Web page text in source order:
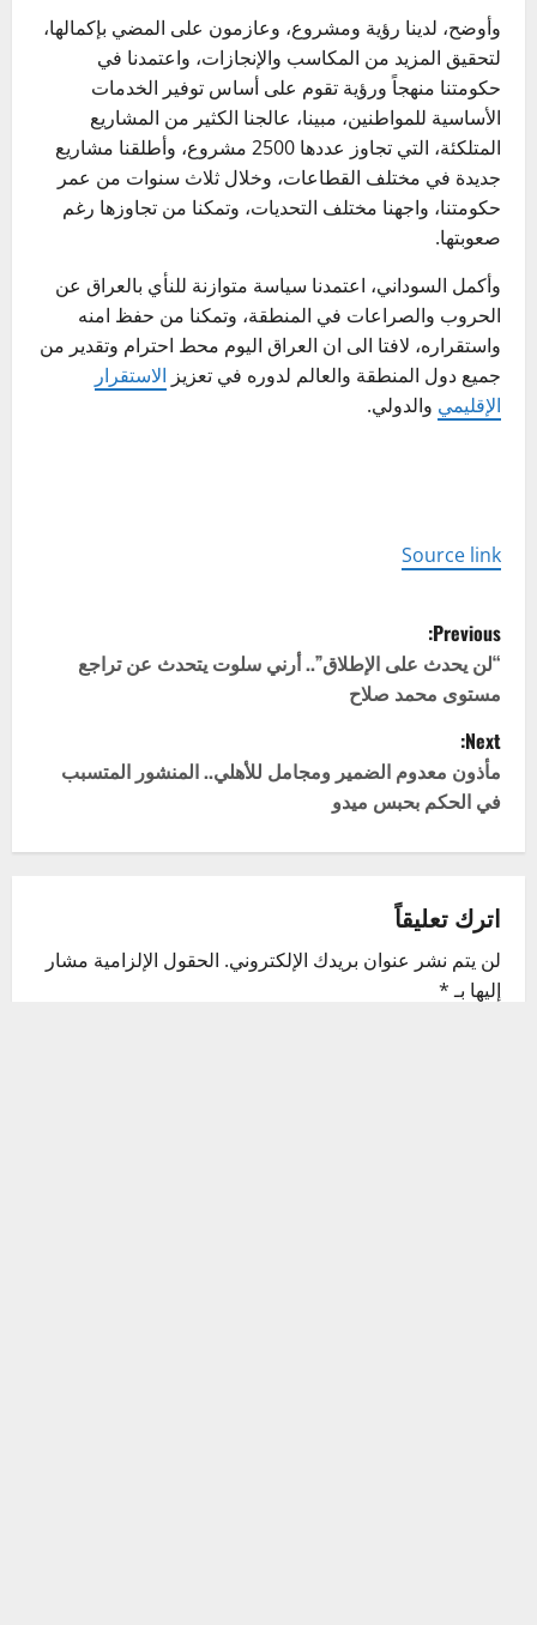
وأوضح، لدينا رؤية ومشروع، وعازمون على المضي بإكمالها،
لتحقيق المزيد من المكاسب والإنجازات، واعتمدنا في
حكومتنا منهجاً ورؤية تقوم على أساس توفير الخدمات
الأساسية للمواطنين، مبينا، عالجنا الكثير من المشاريع
المتلكئة، التي تجاوز عددها 2500 مشروع، وأطلقنا مشاريع
جديدة في مختلف القطاعات، وخلال ثلاث سنوات من عمر
حكومتنا، واجهنا مختلف التحديات، وتمكنا من تجاوزها رغم
صعوبتها.
وأكمل السوداني، اعتمدنا سياسة متوازنة للنأي بالعراق عن
الحروب والصراعات في المنطقة، وتمكنا من حفظ امنه
واستقراره، لافتا الى ان العراق اليوم محط احترام وتقدير من
جميع دول المنطقة والعالم لدوره في تعزيز الاستقرار
الإقليمي والدولي.
Source link
P
o
s
t
n
v
i
Previous:
“لن يحدث على الإطلاق”.. أرني سلوت يتحدث عن تراجع
مستوى محمد صلاح
Next:
مأذون معدوم الضمير ومجامل للأهلي.. المنشور المتسبب
في الحكم بحبس ميدو
اترك تعليقاً
لن يتم نشر عنوان بريدك الإلكتروني. الحقول الإلزامية مشار
إليها بـ*